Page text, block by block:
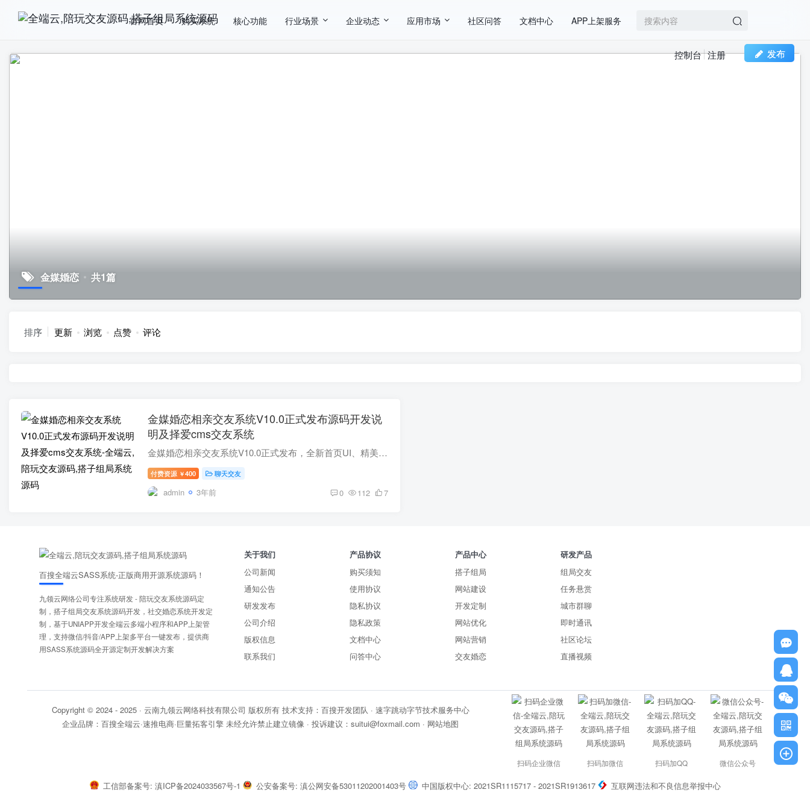
官网首页 购买系统 核心功能 行业场景 企业动态 应用市场 社区问答 文档中心 APP上架服务
发布
控制台 注册
金媒婚恋 共1篇
排序 更新 浏览 点赞 评论
金媒婚恋相亲交友系统V10.0正式发布源码开发说
明及择爱cms交友系统
金媒婚恋相亲交友系统V10.0正式发布，全新首页UI、精美相亲卡、用户偏好显示、CRM付费认领、红娘营销话术等海量细节更新 ● 此次大更新，手机H5、微信公众号、微信原生小程序、红娘CRM管理系统...
付费资源 ￥400 聊天交友
admin 3年前 0 112 7
百搜全端云SASS系统-正版商用开源系统源码！
九领云网络公司专注系统研发 - 陪玩交友系统源码定
制，搭子组局交友系统源码开发，社交婚恋系统开发定
制，基于UNIAPP开发全端云多端小程序和APP上架管
理，支持微信/抖音/APP上架多平台一键发布，提供商
用SASS系统源码全开源定制开发解决方案
关于我们
公司新闻
通知公告
研发发布
公司介绍
版权信息
联系我们
产品协议
购买须知
使用协议
隐私协议
隐私政策
文档中心
问答中心
产品中心
搭子组局
网站建设
开发定制
网站优化
网站营销
交友婚恋
研发产品
组局交友
任务悬赏
城市群聊
即时通讯
社区论坛
直播视频
扫码企业微信 扫码加微信 扫码加QQ 微信公众号
Copyright © 2024 - 2025 · 云南九领云网络科技有限公司 版权所有技术支持：百搜开发团队 · 速字跳动字节技术服务中心
企业品牌： 百搜全端云·速推电商·巨量拓客引擎 未经允许禁止建立镜像 · 投诉建议： suitui@foxmail.com · 网站地图
工信部备案号: 滇ICP备2024033567号-1 公安备案号: 滇公网安备53011202001403号 中国版权中心: 2021SR1115717 - 2021SR1913617 互联网违法和不良信息举报中心